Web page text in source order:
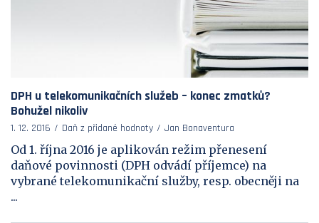
DPH u telekomunikačních služeb – konec zmatků?
Bohužel nikoliv
1. 12. 2016 Daň z přidané hodnoty Jan Bonaventura
Od 1. října 2016 je aplikován režim přenesení
daňové povinnosti (DPH odvádí příjemce) na
vybrané telekomunikační služby, resp. obecněji na
...